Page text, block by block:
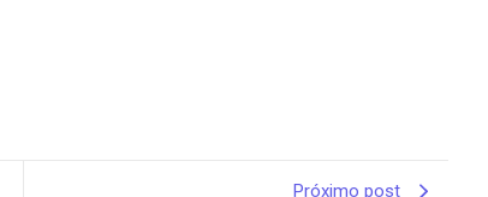
Próximo post